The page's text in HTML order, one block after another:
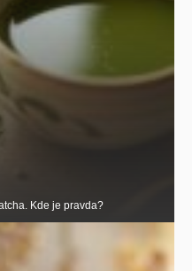
Kde je pravda?